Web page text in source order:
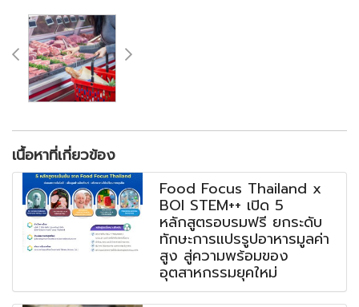
เนื้อหาที่เกี่ยวข้อง
Food Focus Thailand x
BOI STEM++ เปิด 5
หลักสูตรอบรมฟรี ยกระดับ
ทักษะการแปรรูปอาหารมูลค่า
สูง สู่ความพร้อมของ
อุตสาหกรรมยุคใหม่